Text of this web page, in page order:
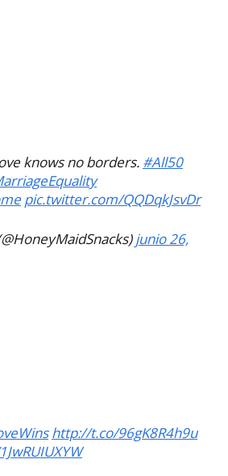
knows no borders. #All50
pic.twitter.com/QQDqkJsvDr
junio 26,
http://t.co/96gK8R4h9u